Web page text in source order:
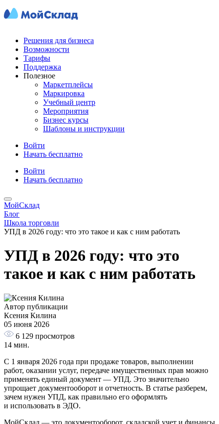
Решения для бизнеса
Возможности
Тарифы
Поддержка
Полезное
Маркетплейсы
Маркировка
Учебный центр
Мероприятия
Бизнес курсы
Шаблоны и инструкции
Войти
Начать бесплатно
Войти
Начать бесплатно
МойСклад
Блог
Школа торговли
УПД в 2026 году: что это такое и как с ним работать
УПД в 2026 году: что это
такое и как с ним работать
Автор публикации
Ксения Килина
05 июня 2026
6 129 просмотров
14 мин.
С 1 января 2026 года при продаже товаров, выполнении
работ, оказании услуг, передаче имущественных прав можно
применять единый документ — УПД. Это значительно
упрощает документооборот и отчетность. В статье разберем,
зачем нужен УПД, как правильно его оформлять
и использовать в ЭДО.
МойСклад — это документооборот, складской учет и финансы